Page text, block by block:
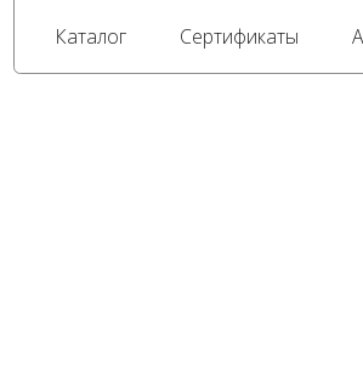
Каталог Сертификаты Акции